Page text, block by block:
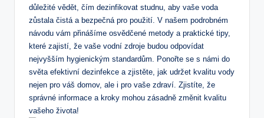
důležité vědět, čím dezinfikovat studnu, aby vaše voda
zůstala čistá a bezpečná pro použití. V našem podrobném
návodu vám přinášíme osvědčené metody a praktické tipy,
které zajistí, že vaše vodní zdroje budou odpovídat
nejvyšším hygienickým standardům. Ponořte se s námi do
světa efektivní dezinfekce a zjistěte, jak udržet kvalitu vody
nejen pro váš domov, ale i pro vaše zdraví. Zjistíte, že
správné informace a kroky mohou zásadně změnit kvalitu
vašeho života!